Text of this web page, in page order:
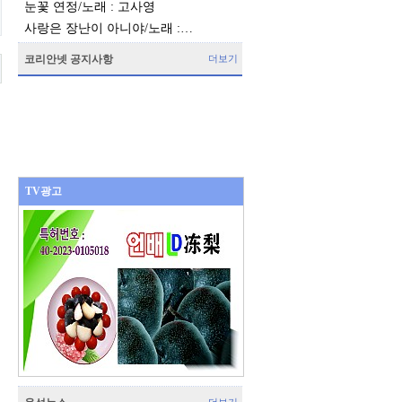
눈꽃 연정/노래 : 고사영
사랑은 장난이 아니야/노래 :…
코리안넷 공지사항 더보기
TV광고